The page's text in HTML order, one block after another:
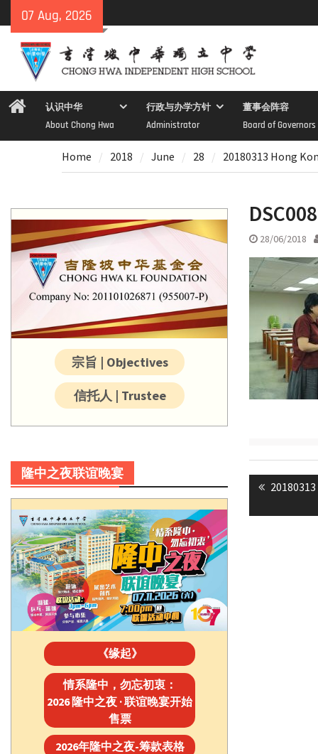
to
content
07 Aug, 2026
Home认识中华
About Chong Hwa
行政与办学方针
Administrator
董事会阵容
Board of Governors
Home 2018 June 28 20180313 Hong
28/06/2018
Post
Previous
宗旨 | Objectives
信托人 | Trustee
隆中之夜联谊晚宴
《缘起》
情系隆中，勿忘初衷：
2026 隆中之夜 · 联谊晚宴开始
售票
2026年隆中之夜-筹款表格